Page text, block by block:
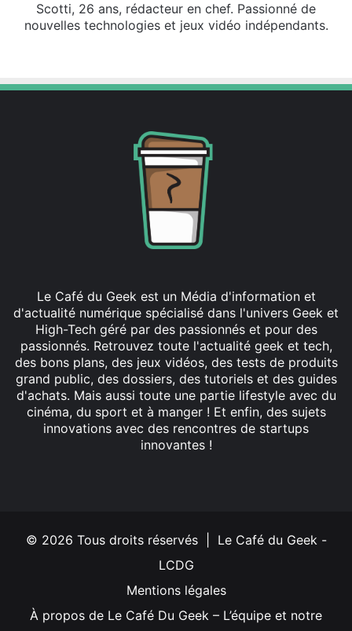
Scotti, 26 ans, rédacteur en chef. Passionné de
nouvelles technologies et jeux vidéo indépendants.
Le Café du Geek est un Média d'information et
d'actualité numérique spécialisé dans l'univers Geek et
High-Tech géré par des passionnés et pour des
passionnés. Retrouvez toute l'actualité geek et tech,
des bons plans, des jeux vidéos, des tests de produits
grand public, des dossiers, des tutoriels et des guides
d'achats. Mais aussi toute une partie lifestyle avec du
cinéma, du sport et à manger ! Et enfin, des sujets
innovations avec des rencontres de startups
innovantes !
© 2026 Tous droits réservés | Le Café du Geek -
LCDG
Mentions légales
À propos de Le Café Du Geek – L’équipe et notre